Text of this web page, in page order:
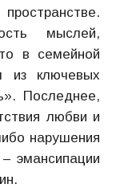
мыслей,
в семейной
из ключевых
Последнее,
любви и
нарушения
эмансипации